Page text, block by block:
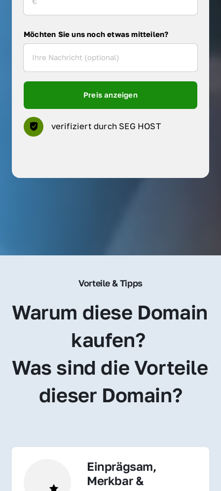
Möchten Sie uns noch etwas mitteilen?
Preis anzeigen
verifiziert durch SEG HOST
Vorteile & Tipps
Warum diese Domain
kaufen?
Was sind die Vorteile
dieser Domain?
Einprägsam,
Merkbar &